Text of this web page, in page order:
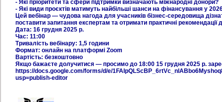
- Які пріоритети та сфери підтримки визначають міжнародні донори?
- Які види проєктів матимуть найбільші шанси на фінансування у
Цей вебінар — чудова нагода для учасників бізнес-середовища
поставити запитання експертам та отримати практичні рекомендації
Дата: 16 грудня 2025 р.
Час: 11:00
Тривалість вебінару: 1,5 години
Формат: онлайн на платформі Zoom
Вартість: безкоштовно
Якщо бажаєте долучитися — просимо до 18:00 15 грудня 2025 р.
https://docs.google.com/forms/d/e/
usp=publish-editor